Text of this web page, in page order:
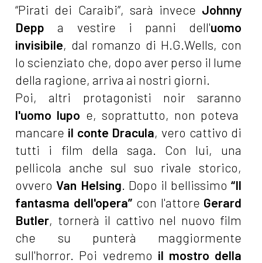
“Pirati dei Caraibi”, sarà invece Johnny
Depp a vestire i panni dell'uomo
invisibile, dal romanzo di H.G.Wells, con
lo scienziato che, dopo aver perso il lume
della ragione, arriva ai nostri giorni.
Poi, altri protagonisti noir saranno
l'uomo lupo e, soprattutto, non poteva
mancare il conte Dracula, vero cattivo di
tutti i film della saga. Con lui, una
pellicola anche sul suo rivale storico,
ovveroVan Helsing . Dopo il bellissimo“Il
fantasma dell'opera”con l'attore Gerard
Butler, tornerà il cattivo nel nuovo film
che su punterà maggiormente
sull'horror. Poi vedremo il mostro della